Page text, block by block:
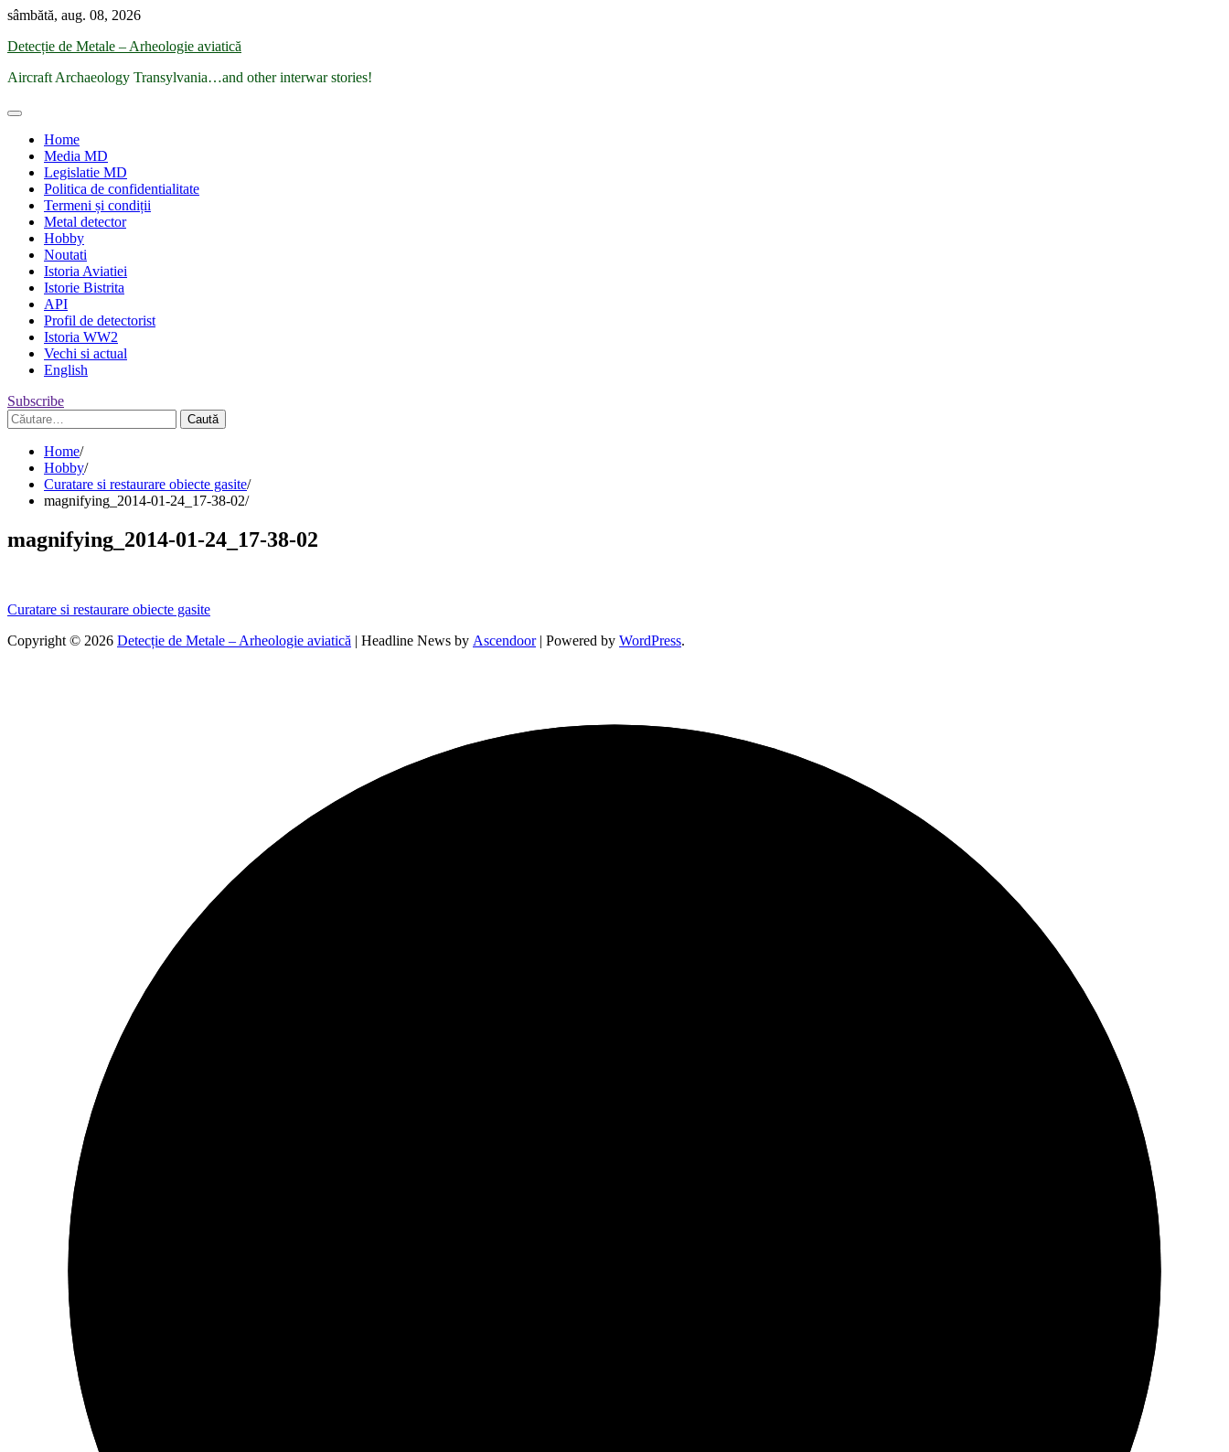
Skip
content
sâmbătă, aug. 08, 2026
Detecție de Metale – Arheologie aviatică
Aircraft Archaeology Transylvania…and other interwar stories!
Home
Media MD
Legislatie MD
Politica de confidentialitate
Termeni și condiții
Metal detector
Hobby
Noutati
Istoria Aviatiei
Istorie Bistrita
API
Profil de detectorist
Istoria WW2
Vechi si actual
English
Subscribe
Caută
după:
Home
Hobby
Curatare si restaurare obiecte gasite
magnifying_2014-01-24_17-38-02
magnifying_2014-01-24_17-38-02
Navigare
în
Curatare si restaurare obiecte gasite
Copyright © 2026 Detecție de Metale – Arheologie aviatică | Headline News by Ascendoor| Powered by WordPress.